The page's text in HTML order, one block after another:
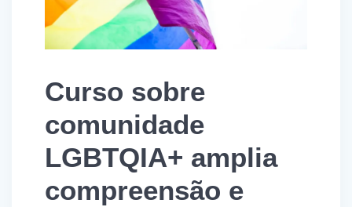
Curso sobre
comunidade
LGBTQIA+ amplia
compreensão e